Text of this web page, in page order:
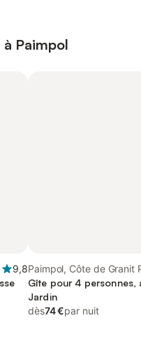
Paimpol
9,8Paimpol, Côte de Granit
Gîte pour 4 personnes,
Jardin
dès74 €par nuit